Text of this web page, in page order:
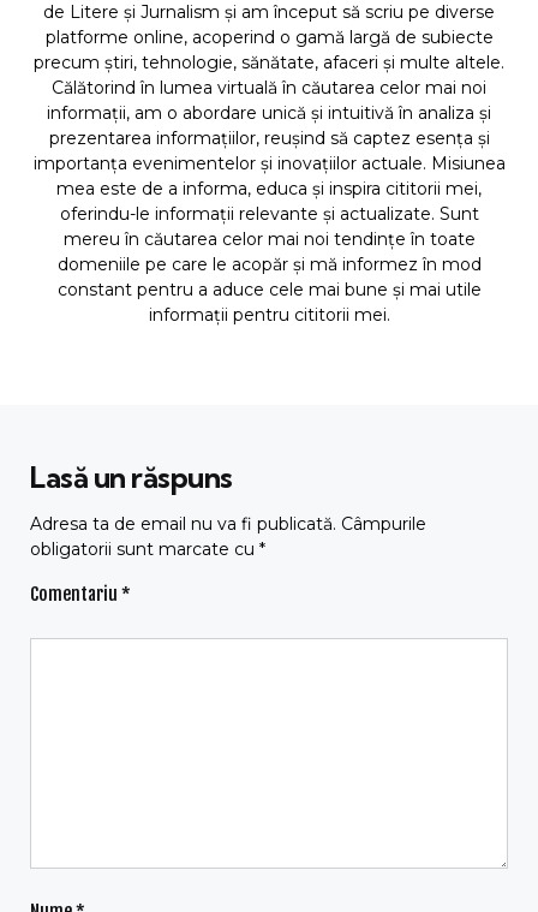
de Litere și Jurnalism și am început să scriu pe diverse
platforme online, acoperind o gamă largă de subiecte
precum știri, tehnologie, sănătate, afaceri și multe altele.
Călătorind în lumea virtuală în căutarea celor mai noi
informații, am o abordare unică și intuitivă în analiza și
prezentarea informațiilor, reușind să captez esența și
importanța evenimentelor și inovațiilor actuale. Misiunea
mea este de a informa, educa și inspira cititorii mei,
oferindu-le informații relevante și actualizate. Sunt
mereu în căutarea celor mai noi tendințe în toate
domeniile pe care le acopăr și mă informez în mod
constant pentru a aduce cele mai bune și mai utile
informații pentru cititorii mei.
Lasă un răspuns
Adresa ta de email nu va fi publicată. Câmpurile
obligatorii sunt marcate cu *
Comentariu *